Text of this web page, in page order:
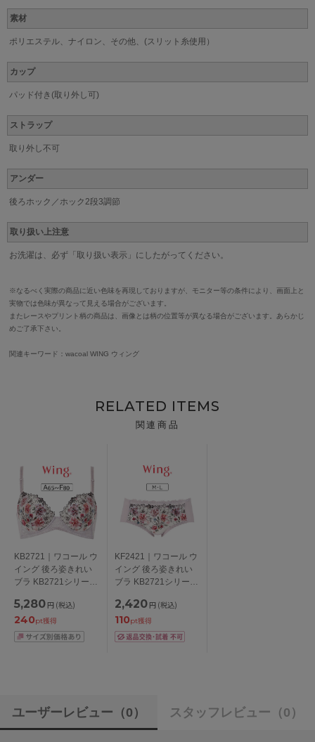
素材
ポリエステル、ナイロン、その他、(スリット糸使用）
カップ
パッド付き(取り外し可)
ストラップ
取り外し不可
アンダー
後ろホック／ホック2段3調節
取り扱い上注意
お洗濯は、必ず「取り扱い表示」にしたがってください。
※なるべく実際の商品に近い色味を再現しておりますが、モニター等の条件により、画面上と
実物では色味が異なって見える場合がございます。
またレースやプリント柄の商品は、画像とは柄の位置等が異なる場合がございます。あらかじ
めご了承下さい。
関連キーワード：wacoal WING ウィング
RELATED ITEMS
関連商品
KB2721｜ワコール ウ
イング 後ろ姿きれい
ブラ KB2721シリーズ
ABCDEFカップ アン
ダー
65/70/75/80/85cm
5,280 円 (税込)
240pt獲得
KF2421｜ワコール ウ
イング 後ろ姿きれい
ブラ KB2721シリーズ
ツ M/L
2,420 円 (税込)
110pt獲得
ユーザーレビュー （0） スタッフレビュー （0）